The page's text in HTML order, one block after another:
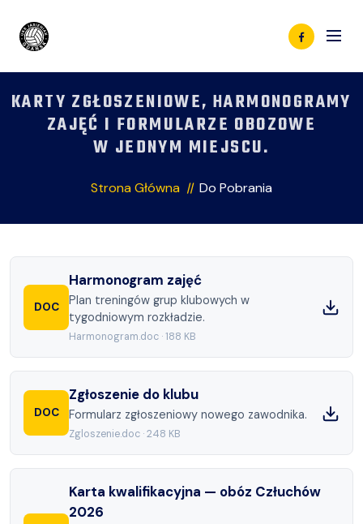
DO POBRANIA
KARTY ZGŁOSZENIOWE, HARMONOGRAMY
ZAJĘĆ I FORMULARZE OBOZOWE
W JEDNYM MIEJSCU.
Strona Główna Do Pobrania
DOC
Harmonogram zajęć
Plan treningów grup klubowych w
tygodniowym rozkładzie.
Harmonogram.doc ·188 KB
DOC
Zgłoszenie do klubu
Formularz zgłoszeniowy nowego zawodnika.
Zgloszenie.doc ·248 KB
Karta kwalifikacyjna — obóz Człuchów
2026